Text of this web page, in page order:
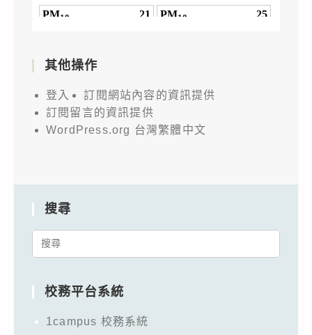
其他操作
登入
訂閱網站內容的資訊提供
訂閱留言的資訊提供
WordPress.org 台灣繁體中文
搜尋
Search
校務平台系統
1campus 校務系統